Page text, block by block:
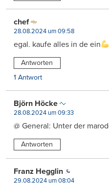
chef
28.08.2024 um 09:58
egal. kaufe alles in de ein
Antworten
1 Antwort
Björn Höcke
28.08.2024 um 09:33
@ General: Unter der
Antworten
Franz Hegglin
29.08.2024 um 08:04